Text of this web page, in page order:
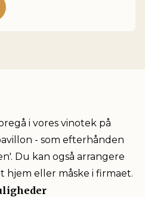
i vores vinotek på
- som efterhånden
Du kan også arrangere
hjem eller måske i firmaet.